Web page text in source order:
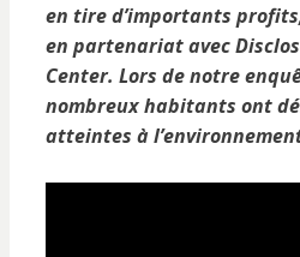
en tire d’importants
en partenariat avec
Center. Lors de notre
nombreux habitants ont
atteintes à